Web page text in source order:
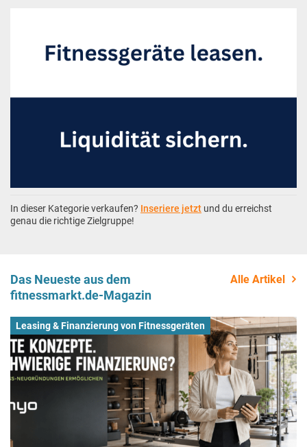
In dieser Kategorie verkaufen? Inseriere jetzt und du erreichst
genau die richtige Zielgruppe!
Das Neueste aus dem
fitnessmarkt.de-Magazin
Alle Artikel
Leasing & Finanzierung von Fitnessgeräten